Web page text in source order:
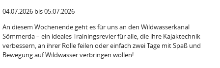
04.07.2026 bis 05.07.2026
An diesem Wochenende geht es für uns an den Wildwasserkanal
Sömmerda – ein ideales Trainingsrevier für alle, die ihre Kajaktechnik
verbessern, an ihrer Rolle feilen oder einfach zwei Tage mit Spaß und
Bewegung auf Wildwasser verbringen wollen!